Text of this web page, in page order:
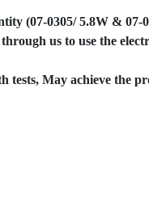
(07-0305/ 5.8W & 07-
us to use the
tests, May achieve the